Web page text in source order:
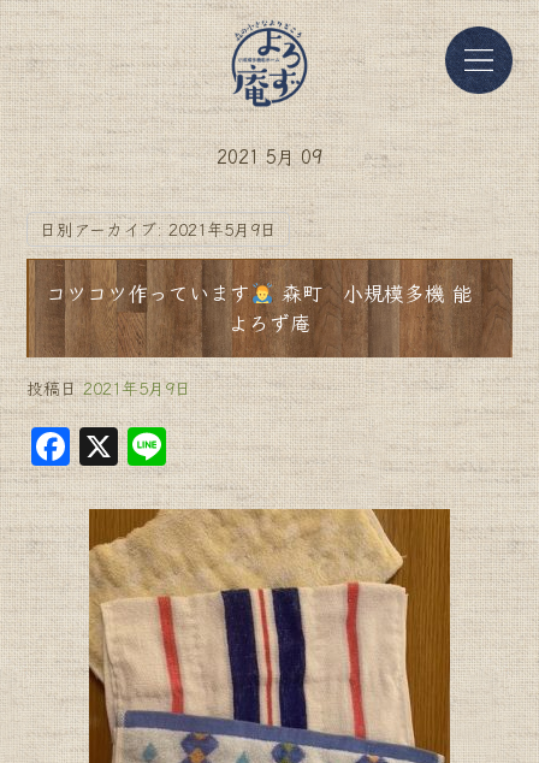
2021 5月 09
日別アーカイブ:2021年5月9日
コツコツ作っています
森町 小規模多機 能
よろず庵
投稿日 2021年5月9日
F
a
c
e
b
o
o
k
X Li
n
e